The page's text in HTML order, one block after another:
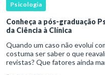
Psicologia
Conheça a pós-graduação
da Ciência à Clínica
Quando um caso não evolui
costuma ser saber o que
revistas? Que fatores ainda